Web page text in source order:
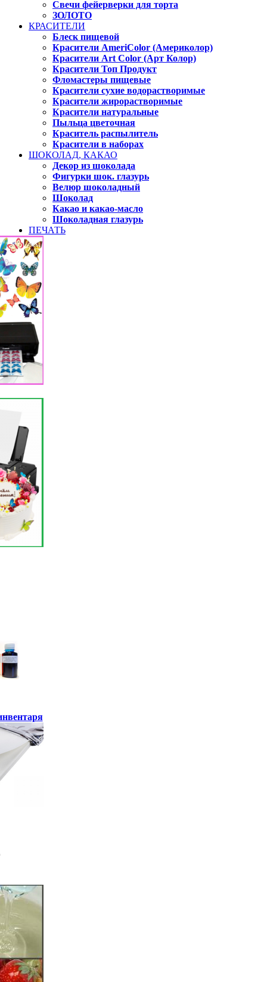
Свечи фейерверки для торта
ЗОЛОТО
КРАСИТЕЛИ
Блеск пищевой
Красители AmeriColor (Америколор)
Красители Art Color (Арт Колор)
Красители Топ Продукт
Фломастеры пищевые
Красители сухие водорастворимые
Красители жирорастворимые
Красители натуральные
Пыльца цветочная
Краситель распылитель
Красители в наборах
ШОКОЛАД, КАКАО
Декор из шоколада
Фигурки шок. глазурь
Велюр шоколадный
Шоколад
Какао и какао-масло
Шоколадная глазурь
ПЕЧАТЬ